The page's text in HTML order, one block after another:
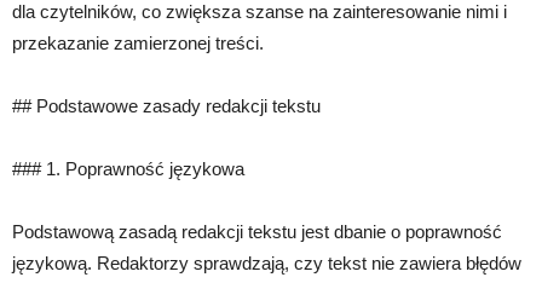
dla czytelników, co zwiększa szanse na zainteresowanie nimi i
przekazanie zamierzonej treści.
## Podstawowe zasady redakcji tekstu
### 1. Poprawność językowa
Podstawową zasadą redakcji tekstu jest dbanie o poprawność
językową. Redaktorzy sprawdzają, czy tekst nie zawiera błędów